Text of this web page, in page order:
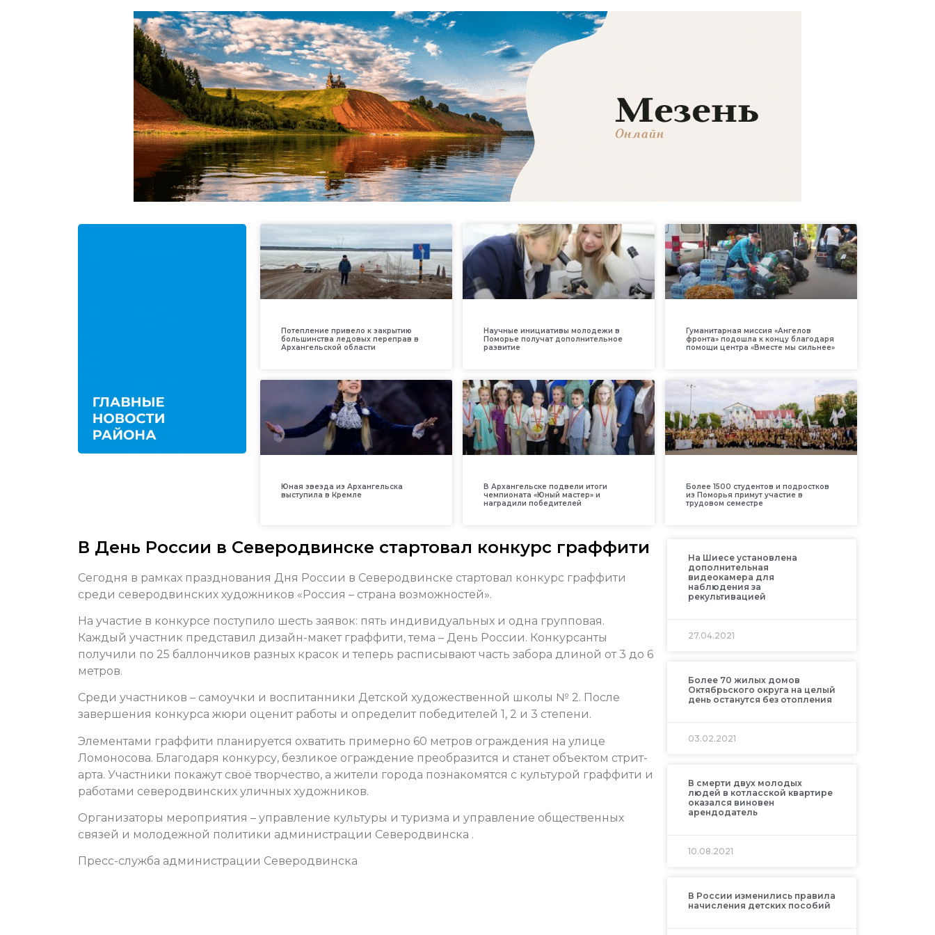
Потепление привело к закрытию
большинства ледовых переправ в
Архангельской области
Научные инициативы молодежи в
Поморье получат дополнительное
развитие
Гуманитарная миссия «Ангелов
фронта» подошла к концу благодаря
помощи центра «Вместе мы сильнее»
Юная звезда из Архангельска
выступила в Кремле
В Архангельске подвели итоги
чемпионата «Юный мастер» и
наградили победителей
Более 1500 студентов и подростков
из Поморья примут участие в
трудовом семестре
В День России в Северодвинске стартовал конкурс граффити
Сегодня в рамках празднования Дня России в Северодвинске стартовал конкурс граффити
среди северодвинских художников «Россия – страна возможностей».
На участие в конкурсе поступило шесть заявок: пять индивидуальных и одна групповая.
Каждый участник представил дизайн-макет граффити, тема – День России. Конкурсанты
получили по 25 баллончиков разных красок и теперь расписывают часть забора длиной от 3 до 6
метров.
Среди участников – самоучки и воспитанники Детской художественной школы № 2. После
завершения конкурса жюри оценит работы и определит победителей 1, 2 и 3 степени.
Элементами граффити планируется охватить примерно 60 метров ограждения на улице
Ломоносова. Благодаря конкурсу, безликое ограждение преобразится и станет объектом стрит-
арта. Участники покажут своё творчество, а жители города познакомятся с культурой граффити и
работами северодвинских уличных художников.
Организаторы мероприятия – управление культуры и туризма и управление общественных
связей и молодежной политики администрации Северодвинска .
Пресс-служба администрации Северодвинска
На Шиесе установлена
дополнительная
видеокамера для
наблюдения за
рекультивацией
27.04.2021
Более 70 жилых домов
Октябрьского округа на целый
день останутся без отопления
03.02.2021
В смерти двух молодых
людей в котласской квартире
оказался виновен
арендодатель
10.08.2021
В России изменились правила
начисления детских пособий